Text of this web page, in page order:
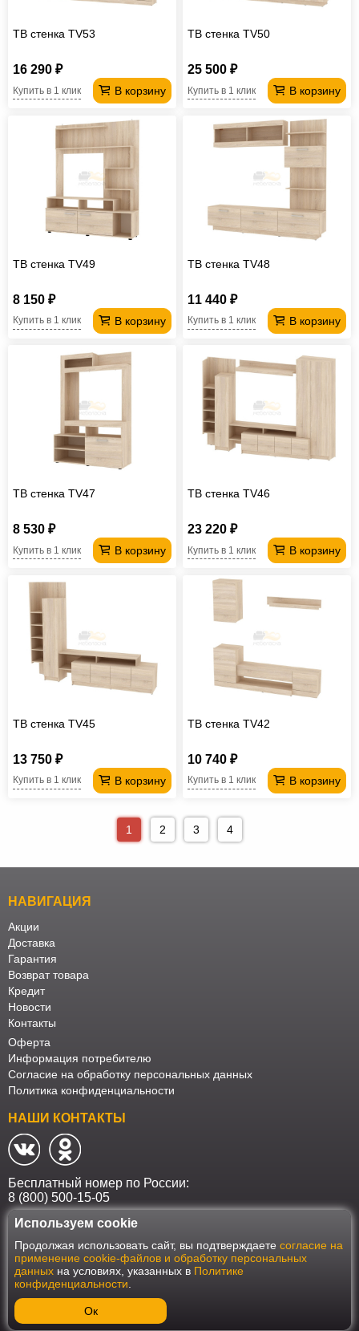
ТВ стенка TV53
16 290 ₽
В корзину
Купить в 1 клик
ТВ стенка TV50
25 500 ₽
В корзину
Купить в 1 клик
ТВ стенка TV49
8 150 ₽
В корзину
Купить в 1 клик
ТВ стенка TV48
11 440 ₽
В корзину
Купить в 1 клик
ТВ стенка TV47
8 530 ₽
В корзину
Купить в 1 клик
ТВ стенка TV46
23 220 ₽
В корзину
Купить в 1 клик
ТВ стенка TV45
13 750 ₽
В корзину
Купить в 1 клик
ТВ стенка TV42
10 740 ₽
В корзину
Купить в 1 клик
1 2 3 4
НАВИГАЦИЯ
Акции
Доставка
Гарантия
Возврат товара
Кредит
Новости
Контакты
Оферта
Информация потребителю
Согласие на обработку персональных данных
Политика конфиденциальности
НАШИ КОНТАКТЫ
Бесплатный номер по России:
8 (800) 500-15-05
Наш интернет-магазин работает в соответствии с требованиями
Федерального закона от 27 июля 2006 года №152-ФЗ "О персональных
данных". Оформить заказ на сайте Мебеласка возможно только при
наличии согласия на обработку Ваших персональных данных. Для
улучшения работы сайта и его взаимодействия с пользователями мы
используем файлы cookie. Продолжая пользоваться сайтом, вы
соглашаетесь с использованием cookie.
Используем cookie
Продолжая использовать сайт, вы подтверждаете согласие на
применение cookie-файлов и обработку персональных
данных на условиях, указанных в Политике
конфиденциальности
Ок